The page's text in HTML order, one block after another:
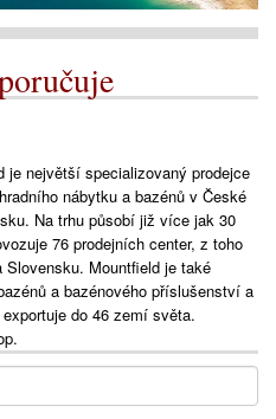
je největší specializovaný prodejce
nábytku a bazénů v České
Na trhu působí již více jak 30
76 prodejních center, z toho
Slovensku. Mountfield je také
a bazénového příslušenství a
do 46 zemí světa.